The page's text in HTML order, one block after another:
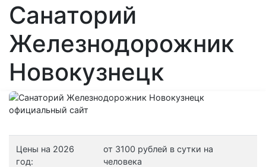
Санаторий
Железнодорожник
Новокузнецк
Цены на 2026
год:
от 3100 рублей в сутки на
человека